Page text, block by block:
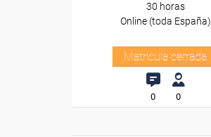
30 horas
Online (toda España)
Matrícula cerrada
0 0